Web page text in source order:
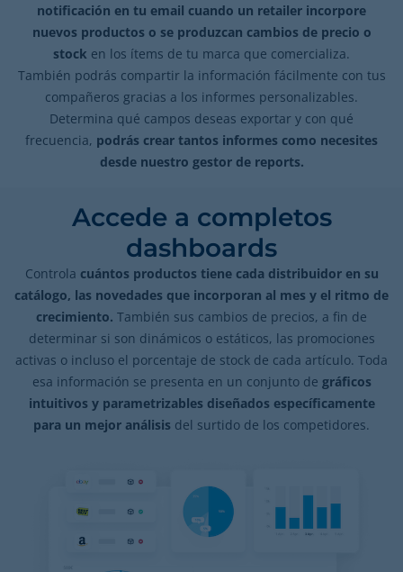
notificación en tu email cuando un retailer incorpore
nuevos productos o se produzcan cambios de precio o
stock en los ítems de tu marca que comercializa.
También podrás compartir la información fácilmente con tus
compañeros gracias a los informes personalizables.
Determina qué campos deseas exportar y con qué
frecuencia, podrás crear tantos informes como necesites
desde nuestro gestor de reports.
Accede a completos
dashboards
Controla cuántos productos tiene cada distribuidor en su
catálogo, las novedades que incorporan al mes y el ritmo de
crecimiento. También sus cambios de precios, a fin de
determinar si son dinámicos o estáticos, las promociones
activas o incluso el porcentaje de stock de cada artículo. Toda
esa información se presenta en un conjunto de gráficos
intuitivos y parametrizables diseñados específicamente
para un mejor análisis del surtido de los competidores.